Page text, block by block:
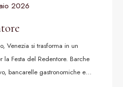
2026
Venezia si trasforma in un
la Festa del Redentore. Barche
bancarelle gastronomiche e…